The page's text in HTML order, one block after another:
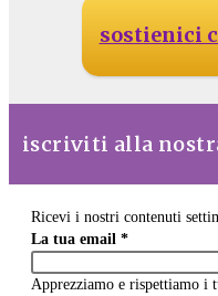
sostienici
iscriviti alla
Ricevi i nostri contenuti
La tua email *
Apprezziamo e rispettiamo i